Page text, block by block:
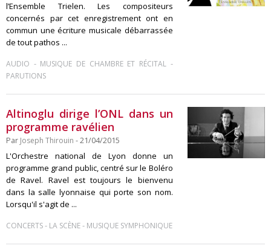
l’Ensemble Trielen. Les compositeurs
concernés par cet enregistrement ont en
commun une écriture musicale débarrassée
de tout pathos ...
AUDIO - MUSIQUE DE CHAMBRE ET RÉCITAL-
PARUTIONS
Altinoglu dirige l’ONL dans un
programme ravélien
Par Joseph Thirouin - 21/04/2015
L'Orchestre national de Lyon donne un
programme grand public, centré sur le Boléro
de Ravel. Ravel est toujours le bienvenu
dans la salle lyonnaise qui porte son nom.
Lorsqu'il s'agit de ...
CONCERTS- LA SCÈNE- MUSIQUE SYMPHONIQUE